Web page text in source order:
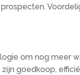
om nog meer
goedkoop,